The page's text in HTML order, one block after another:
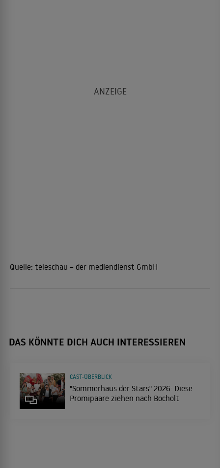
Quelle: teleschau – der mediendienst GmbH
DAS KÖNNTE DICH AUCH INTERESSIEREN
"Sommerhaus der Stars" 2026: Diese
Promipaare ziehen nach Bocholt
CAST-ÜBERBLICK